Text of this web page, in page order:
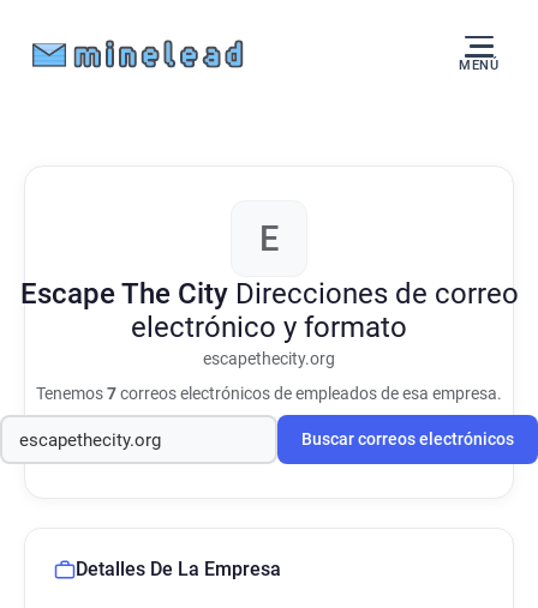
MENÚ
E
Escape The City Direcciones de correo
electrónico y formato
escapethecity.org
Tenemos7correos electrónicos de empleados de esa empresa.
Buscar correos electrónicos
Detalles De La Empresa